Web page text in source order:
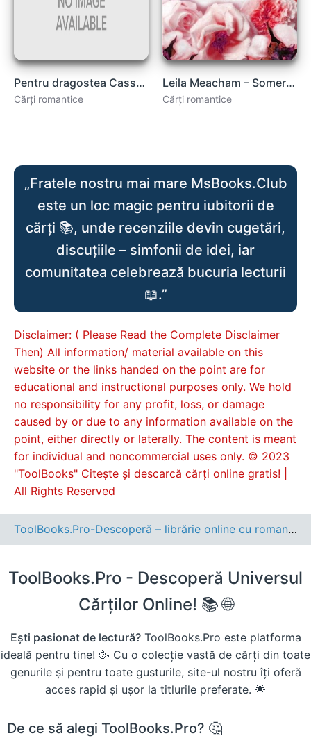
Pentru dragostea Cassandrei – Lisa Kleypas .PDF
Cărți romantice
Leila Meacham – Somerset carte .PDF
Cărți romantice
„Fratele nostru mai mare MsBooks.Club
este un loc magic pentru iubitorii de
cărți 📚, unde recenziile devin cugetări,
discuțiile – simfonii de idei, iar
comunitatea celebrează bucuria lecturii
📖.”
Disclaimer: ( Please Read the Complete Disclaimer
Then) All information/ material available on this
website or the links handed on the point are for
educational and instructional purposes only. We hold
no responsibility for any profit, loss, or damage
caused by or due to any information available on the
point, either directly or laterally. The content is meant
for individual and noncommercial uses only. © 2023
"ToolBooks" Citește și descarcă cărți online gratis! |
All Rights Reserved
ToolBooks.Pro-Descoperă – librărie online cu romane, cărți pentru copii, dezvoltare personală și cele mai noi apariții editoriale.
ToolBooks.Pro - Descoperă Universul
Cărților Online! 📚 🌐
Ești pasionat de lectură?ToolBooks.Pro este platforma
ideală pentru tine! 🥳 Cu o colecție vastă de cărți din toate
genurile și pentru toate gusturile, site-ul nostru îți oferă
acces rapid și ușor la titlurile preferate. 🌟
De ce să alegi ToolBooks.Pro? 🤔